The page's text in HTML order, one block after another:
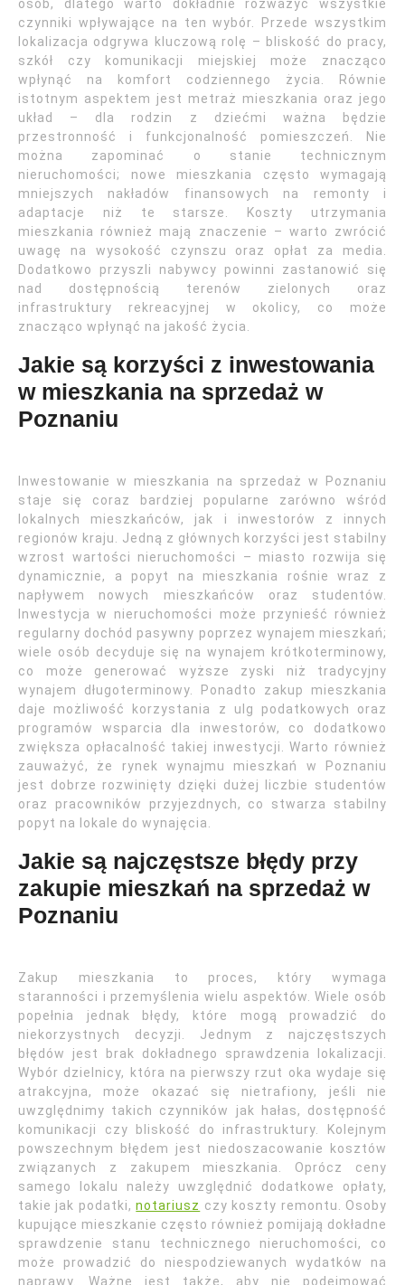
osób, dlatego warto dokładnie rozważyć wszystkie
czynniki wpływające na ten wybór. Przede wszystkim
lokalizacja odgrywa kluczową rolę – bliskość do pracy,
szkół czy komunikacji miejskiej może znacząco
wpłynąć na komfort codziennego życia. Równie
istotnym aspektem jest metraż mieszkania oraz jego
układ – dla rodzin z dziećmi ważna będzie
przestronność i funkcjonalność pomieszczeń. Nie
można zapominać o stanie technicznym
nieruchomości; nowe mieszkania często wymagają
mniejszych nakładów finansowych na remonty i
adaptacje niż te starsze. Koszty utrzymania
mieszkania również mają znaczenie – warto zwrócić
uwagę na wysokość czynszu oraz opłat za media.
Dodatkowo przyszli nabywcy powinni zastanowić się
nad dostępnością terenów zielonych oraz
infrastruktury rekreacyjnej w okolicy, co może
znacząco wpłynąć na jakość życia.
Jakie są korzyści z inwestowania
w mieszkania na sprzedaż w
Poznaniu
Inwestowanie w mieszkania na sprzedaż w Poznaniu
staje się coraz bardziej popularne zarówno wśród
lokalnych mieszkańców, jak i inwestorów z innych
regionów kraju. Jedną z głównych korzyści jest stabilny
wzrost wartości nieruchomości – miasto rozwija się
dynamicznie, a popyt na mieszkania rośnie wraz z
napływem nowych mieszkańców oraz studentów.
Inwestycja w nieruchomości może przynieść również
regularny dochód pasywny poprzez wynajem mieszkań;
wiele osób decyduje się na wynajem krótkoterminowy,
co może generować wyższe zyski niż tradycyjny
wynajem długoterminowy. Ponadto zakup mieszkania
daje możliwość korzystania z ulg podatkowych oraz
programów wsparcia dla inwestorów, co dodatkowo
zwiększa opłacalność takiej inwestycji. Warto również
zauważyć, że rynek wynajmu mieszkań w Poznaniu
jest dobrze rozwinięty dzięki dużej liczbie studentów
oraz pracowników przyjezdnych, co stwarza stabilny
popyt na lokale do wynajęcia.
Jakie są najczęstsze błędy przy
zakupie mieszkań na sprzedaż w
Poznaniu
Zakup mieszkania to proces, który wymaga
staranności i przemyślenia wielu aspektów. Wiele osób
popełnia jednak błędy, które mogą prowadzić do
niekorzystnych decyzji. Jednym z najczęstszych
błędów jest brak dokładnego sprawdzenia lokalizacji.
Wybór dzielnicy, która na pierwszy rzut oka wydaje się
atrakcyjna, może okazać się nietrafiony, jeśli nie
uwzględnimy takich czynników jak hałas, dostępność
komunikacji czy bliskość do infrastruktury. Kolejnym
powszechnym błędem jest niedoszacowanie kosztów
związanych z zakupem mieszkania. Oprócz ceny
samego lokalu należy uwzględnić dodatkowe opłaty,
takie jak podatki,notariusz czy koszty remontu. Osoby
kupujące mieszkanie często również pomijają dokładne
sprawdzenie stanu technicznego nieruchomości, co
może prowadzić do niespodziewanych wydatków na
naprawy. Ważne jest także, aby nie podejmować